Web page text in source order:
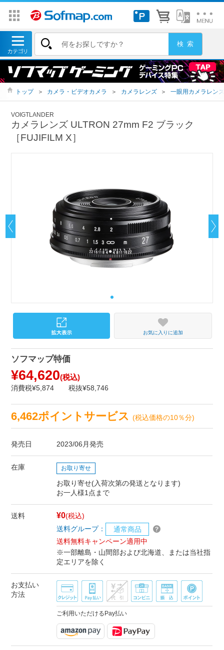
トップ ＞ カメラ・ビデオカメラ ＞ カメラレンズ ＞ 一眼用カメラレンズ
VOIGTLANDER
カメラレンズ ULTRON 27mm F2 ブラック
［FUJIFILM X］
お気に入りに追加
ソフマップ特価
¥64,620(税込)
消費税¥5,874 税抜¥58,746
6,462ポイントサービス(税込価格の10％分)
発売日 2023/06月発売
在庫 お取り寄せ
お取り寄せ(入荷次第の発送となります)
お一人様1点まで
送料 ¥0(税込)
送料グループ：
通常商品
送料無料キャンペーン適用中
※一部離島・山間部および北海道、または当社指
定エリアを除く
お支払い
方法
ご利用いただけるPay払い